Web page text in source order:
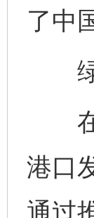
了中
绿
在“
港口
通过